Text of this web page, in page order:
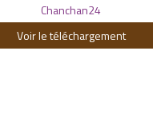
Chanchan24
Voir le téléchargement